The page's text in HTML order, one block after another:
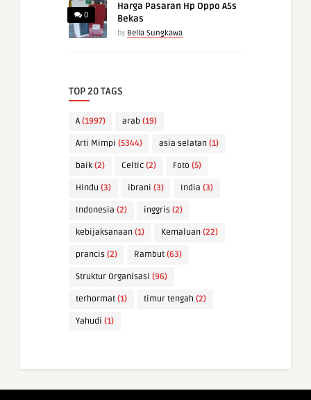
0
Harga Pasaran Hp Oppo A5s
Bekas
by Bella Sungkawa
TOP 20 TAGS
A (1997) arab (19)
Arti Mimpi (5344) asia selatan (1)
baik (2) Celtic (2) Foto (5)
Hindu (3) ibrani (3) India (3)
Indonesia (2) inggris (2)
kebijaksanaan (1) Kemaluan (22)
prancis (2) Rambut (63)
Struktur Organisasi (96)
terhormat (1) timur tengah (2)
Yahudi (1)